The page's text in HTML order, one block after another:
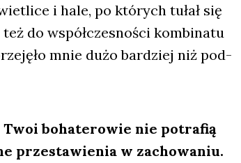
i hale, po któ­rych tułał się
też do współ­cze­sno­ści kom­bi­na­tu
mnie dużo bar­dziej niż pod­
Twoi boha­te­ro­wie nie potra­fią
prze­sta­wie­nia w zacho­wa­niu.